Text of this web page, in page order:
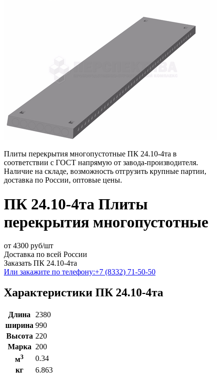
Плиты перекрытия многопустотные ПК 24.10-4та в
соответствии с ГОСТ напрямую от завода-производителя.
Наличие на складе, возможность отгрузить крупные партии,
доставка по России, оптовые цены.
ПК 24.10-4та Плиты
перекрытия многопустотные
от 4300 руб/шт
Доставка по всей России
Заказать ПК 24.10-4та
Или закажите по телефону:+7 (8332) 71-50-50
Характеристики ПК 24.10-4та
Длина
2380
ширина 990
Высота 220
Марка 200
м3
0.34
кг
6.863